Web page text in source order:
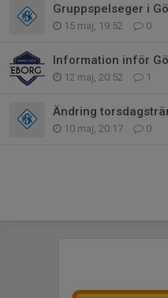
Gruppspelseger i
15 maj, 19:52 0
Information inför
12 maj, 20:52 1
Ändring
10 maj, 20:17 0